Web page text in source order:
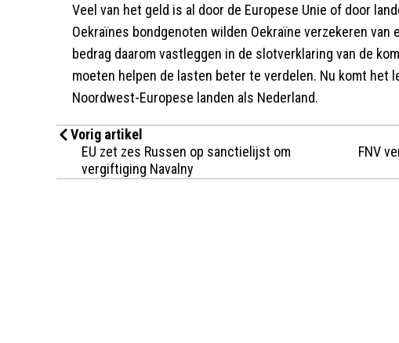
Veel van het geld is al door de Europese Unie of door
Oekraïnes bondgenoten wilden Oekraïne verzekeren
bedrag daarom vastleggen in de slotverklaring van de
moeten helpen de lasten beter te verdelen. Nu komt het
Noordwest-Europese landen als Nederland.
Vorig artikel
EU zet zes Russen op sanctielijst om
vergiftiging Navalny
FNV